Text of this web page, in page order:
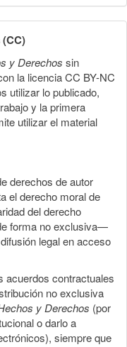
y Derechos sin
la licencia CC BY-NC
utilizar lo publicado,
y la primera
utilizar el material
derechos de autor
el derecho moral de
del derecho
forma no exclusiva—
legal en acceso
acuerdos contractuales
no exclusiva
y Derechos (por
o darlo a
siempre que